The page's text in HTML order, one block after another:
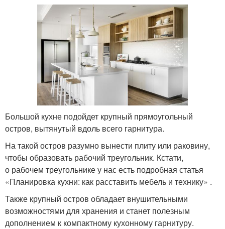
Большой кухне подойдет крупный прямоугольный
остров, вытянутый вдоль всего гарнитура.
На такой остров разумно вынести плиту или раковину,
чтобы образовать рабочий треугольник. Кстати,
о рабочем треугольнике у нас есть подробная статья
«Планировка кухни: как расставить мебель и технику» .
Также крупный остров обладает внушительными
возможностями для хранения и станет полезным
дополнением к компактному кухонному гарнитуру.